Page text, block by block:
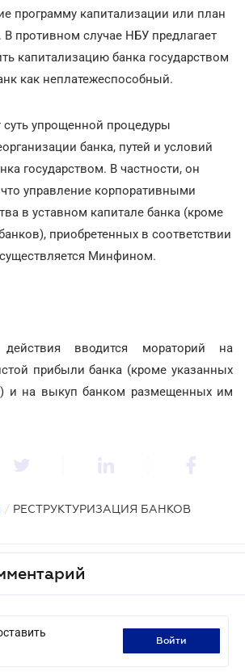
программу капитализации или план
В противном случае НБУ предлагает
капитализацию банка государством
как неплатежеспособный.
суть упрощенной процедуры
банка, путей и условий
государством. В частности, он
управление корпоративными
в уставном капитале банка (кроме
приобретенных в соответствии
Минфином.
вводится мораторий на
прибыли банка (кроме указанных
и на выкуп банком размещенных им
/ РЕСТРУКТУРИЗАЦИЯ БАНКОВ
войти